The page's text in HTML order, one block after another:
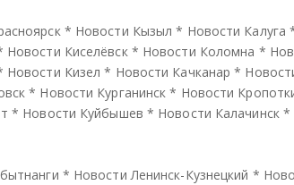
* Новости Кызыл * Новости Калуга
Новости Киселёвск* Новости Коломна *
Новости Кизел * Новости Качканар *
* Новости Курганинск * Новости
* Новости Куйбышев * Новости Калачинск*
* Новости Ленинск-Кузнецкий *